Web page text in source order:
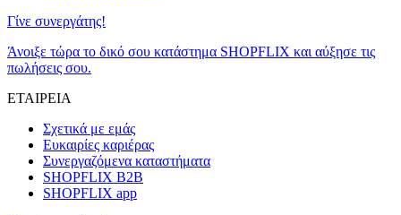
Γίνε συνεργάτης!
Άνοιξε τώρα το δικό σου κατάστημα SHOPFLIX και αύξησε τις
πωλήσεις σου.
ΕΤΑΙΡΕΙΑ
Σχετικά με εμάς
Ευκαιρίες καριέρας
Συνεργαζόμενα καταστήματα
SHOPFLIX B2B
SHOPFLIX app